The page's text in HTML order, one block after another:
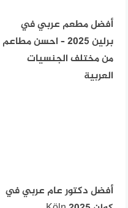
أفضل مطعم عربي في
برلين 2025 – احسن مطاعم
من مختلف الجنسيات
العربية
أفضل دكتور عام عربي في